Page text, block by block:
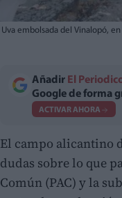
Uva embolsada del Vinalopó,
Añadir El
Google de forma
ACTIVAR AHORA
El campo alicantino
dudas sobre lo que
Común (PAC) y la